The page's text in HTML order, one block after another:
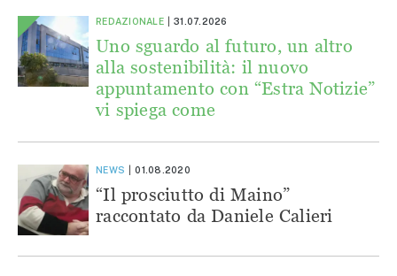
REDAZIONALE 31.07.2026
Uno sguardo al futuro, un altro
alla sostenibilità: il nuovo
appuntamento con “Estra Notizie”
vi spiega come
NEWS 01.08.2020
“Il prosciutto di Maino”
raccontato da Daniele Calieri